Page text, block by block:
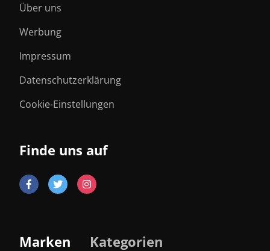
Über uns
Werbung
Impressum
Datenschutzerklärung
Cookie-Einstellungen
Finde uns auf
Marken Kategorien